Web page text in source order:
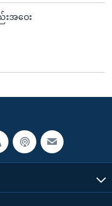
းအဝေး